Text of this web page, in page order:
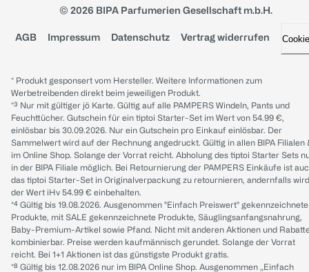
© 2026 BIPA Parfumerien Gesellschaft m.b.H.
AGB Impressum Datenschutz Vertrag widerrufen
* Produkt gesponsert vom Hersteller. Weitere Informationen zum
Werbetreibenden direkt beim jeweiligen Produkt.
*³ Nur mit gültiger jö Karte. Gültig auf alle PAMPERS Windeln, Pants und
Feuchttücher. Gutschein für ein tiptoi Starter-Set im Wert von 54.99 €,
einlösbar bis 30.09.2026. Nur ein Gutschein pro Einkauf einlösbar. Der
Sammelwert wird auf der Rechnung angedruckt. Gültig in allen BIPA Filialen
im Online Shop. Solange der Vorrat reicht. Abholung des tiptoi Starter Sets
in der BIPA Filiale möglich. Bei Retournierung der PAMPERS Einkäufe ist
das tiptoi Starter-Set in Originalverpackung zu retournieren, andernfalls wird
der Wert iHv 54.99 € einbehalten.
*⁴ Gültig bis 19.08.2026. Ausgenommen "Einfach Preiswert" gekennzeichnete
Produkte, mit SALE gekennzeichnete Produkte, Säuglingsanfangsnahrung,
Baby-Premium-Artikel sowie Pfand. Nicht mit anderen Aktionen und
kombinierbar. Preise werden kaufmännisch gerundet. Solange der Vorrat
reicht. Bei 1+1 Aktionen ist das günstigste Produkt gratis.
*⁸ Gültig bis 12.08.2026 nur im BIPA Online Shop. Ausgenommen „Einfach